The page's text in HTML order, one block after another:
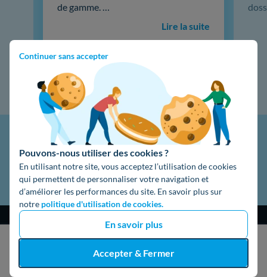
Continuer sans accepter
Pouvons-nous utiliser des cookies ?
En utilisant notre site, vous acceptez l’utilisation de cookies
qui permettent de personnaliser votre navigation et
d’améliorer les performances du site. En savoir plus sur
notre politique d'utilisation de cookies.
En savoir plus
Accepter & Fermer
J'obtiens un devis gratuit
de gamme. …
Lire la suite